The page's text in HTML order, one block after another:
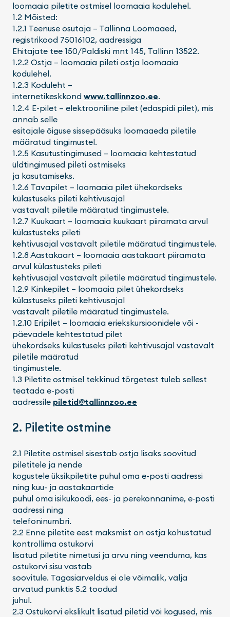
loomaaia piletite ostmisel loomaaia kodulehel.
1.2 Mõisted:
1.2.1 Teenuse osutaja – Tallinna Loomaaed,
registrikood 75016102, aadressiga
Ehitajate tee 150/Paldiski mnt 145, Tallinn 13522.
1.2.2 Ostja – loomaaia pileti ostja loomaaia
kodulehel.
1.2.3 Koduleht –
internetikeskkond www.tallinnzoo.ee.
1.2.4 E-pilet – elektrooniline pilet (edaspidi pilet), mis
annab selle
esitajale õiguse sissepääsuks loomaaeda piletile
määratud tingimustel.
1.2.5 Kasutustingimused – loomaaia kehtestatud
üldtingimused pileti ostmiseks
ja kasutamiseks.
1.2.6 Tavapilet – loomaaia pilet ühekordseks
külastuseks pileti kehtivusajal
vastavalt piletile määratud tingimustele.
1.2.7 Kuukaart – loomaaia kuukaart piiramata arvul
külastusteks pileti
kehtivusajal vastavalt piletile määratud tingimustele.
1.2.8 Aastakaart – loomaaia aastakaart piiramata
arvul külastusteks pileti
kehtivusajal vastavalt piletile määratud tingimustele.
1.2.9 Kinkepilet – loomaaia pilet ühekordseks
külastuseks pileti kehtivusajal
vastavalt piletile määratud tingimustele.
1.2.10 Eripilet – loomaaia eriekskursioonidele või -
päevadele kehtestatud pilet
ühekordseks külastuseks pileti kehtivusajal vastavalt
piletile määratud
tingimustele.
1.3 Piletite ostmisel tekkinud tõrgetest tuleb sellest
teatada e-posti
aadressile piletid@tallinnzoo.ee
2. Piletite ostmine
2.1 Piletite ostmisel sisestab ostja lisaks soovitud
piletitele ja nende
kogustele üksikpiletite puhul oma e-posti aadressi
ning kuu- ja aastakaartide
puhul oma isikukoodi, ees- ja perekonnanime, e‑posti
aadressi ning
telefoninumbri.
2.2 Enne piletite eest maksmist on ostja kohustatud
kontrollima ostukorvi
lisatud piletite nimetusi ja arvu ning veenduma, kas
ostukorvi sisu vastab
soovitule. Tagasiarveldus ei ole võimalik, välja
arvatud punktis 5.2 toodud
juhul.
2.3 Ostukorvi ekslikult lisatud piletid või kogused, mis